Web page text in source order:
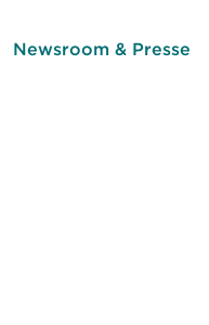
Newsroom & Presse